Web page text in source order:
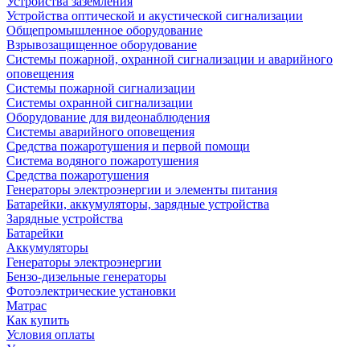
Устройства оптической и акустической сигнализации
Общепромышленное оборудование
Взрывозащищенное оборудование
Системы пожарной, охранной сигнализации и аварийного
оповещения
Системы пожарной сигнализации
Системы охранной сигнализации
Оборудование для видеонаблюдения
Системы аварийного оповещения
Средства пожаротушения и первой помощи
Система водяного пожаротушения
Средства пожаротушения
Генераторы электроэнергии и элементы питания
Батарейки, аккумуляторы, зарядные устройства
Зарядные устройства
Батарейки
Аккумуляторы
Генераторы электроэнергии
Бензо-дизельные генераторы
Фотоэлектрические установки
Матрас
Как купить
Условия оплаты